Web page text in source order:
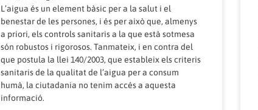
L’aigua és un element bàsic per a la salut i el
benestar de les persones, i és per això que, almenys
a priori, els controls sanitaris a la que està sotmesa
són robustos i rigorosos. Tanmateix, i en contra del
que postula la llei 140/2003, que estableix els criteris
sanitaris de la qualitat de l’aigua per a consum
humà, la ciutadania no tenim accés a aquesta
informació.